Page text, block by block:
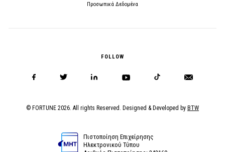
Προσωπικά Δεδομένα
FOLLOW
© FORTUNE 2026. All rights Reserved. Designed & Developed by BTW
Πιστοποίηση Επιχείρησης
Ηλεκτρονικού Τύπου